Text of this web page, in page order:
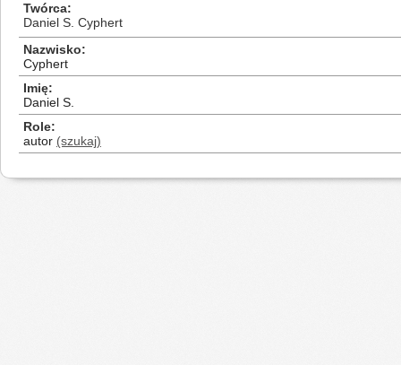
Twórca
Daniel S. Cyphert
Nazwisko
Cyphert
Imię
Daniel S.
Role
autor (szukaj)